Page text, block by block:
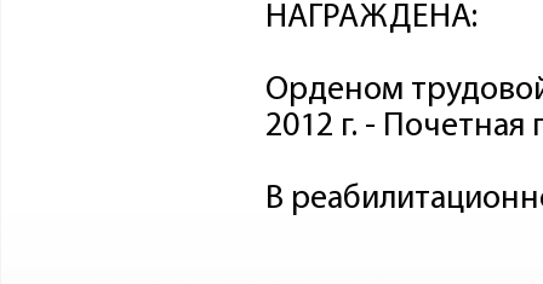
НАГРАЖДЕНА:
Орденом
2012 г. - Почетная
В